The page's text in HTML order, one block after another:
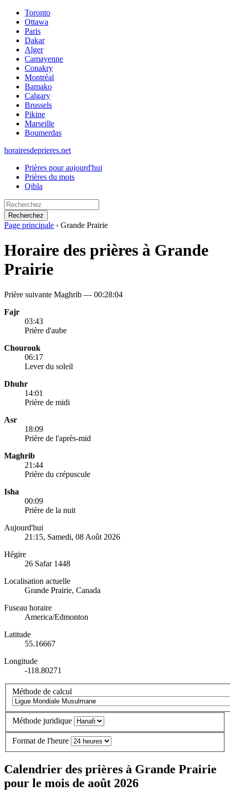
Toronto
Ottawa
Paris
Dakar
Alger
Camayenne
Conakry
Montréal
Bamako
Calgary
Brussels
Pikine
Marseille
Boumerdas
horairesdeprieres.net
Prières pour aujourd'hui
Prières du mois
Qibla
Recherchez
Page principale › Grande Prairie
Horaire des prières à Grande
Prairie
Prière suivante Maghrib — 00:28:04
Fajr
03:43
Prière d'aube
Chourouk
06:17
Lever du soleil
Dhuhr
14:01
Prière de midi
Asr
18:09
Prière de l'après-mid
Maghrib
21:44
Prière du crépuscule
Isha
00:09
Prière de la nuit
Aujourd'hui
21:15, Samedi, 08 Août 2026
Hégire
26 Safar 1448
Localisation actuelle
Grande Prairie, Canada
Fuseau horaire
America/Edmonton
Latitude
55.16667
Longitude
-118.80271
Méthode de calcul
Méthode juridique
Format de l'heure
Calendrier des prières à Grande Prairie
pour le mois de août 2026